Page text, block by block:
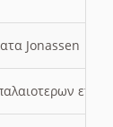
Jonassen